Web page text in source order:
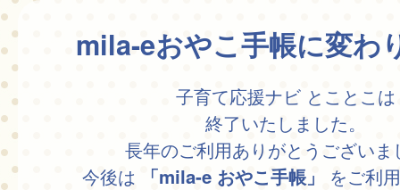
mila-eおやこ手帳に変わ
子育て応援ナビ とことこは
終了いたしました。
長年のご利用ありがとうございま
今後は
「mila-e おやこ手帳」 をご利